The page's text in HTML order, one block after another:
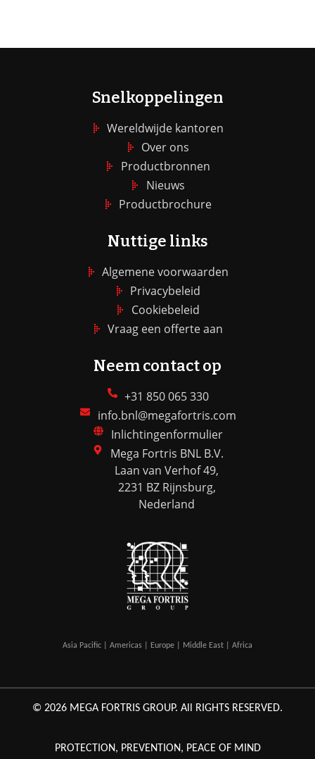
Snelkoppelingen
Wereldwijde kantoren
Over ons
Productbronnen
Nieuws
Productbrochure
Nuttige links
Algemene voorwaarden
Privacybeleid
Cookiebeleid
Vraag een offerte aan
Neem contact op
+31 850 065 330
info.bnl@megafortris.com
Inlichtingenformulier
Mega Fortris BNL B.V.
Laan van Verhof 49,
2231 BZ Rijnsburg,
Nederland
Asia Pacific | Americas | Europe | Middle East | Africa
© 2026 MEGA FORTRIS GROUP. All RIGHTS RESERVED.
PROTECTION, PREVENTION, PEACE OF MIND